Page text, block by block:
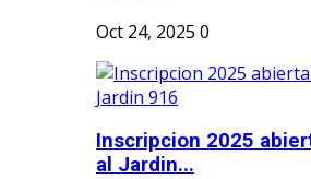
Oct 24, 2025 0
Inscripcion 2025
al Jardin...